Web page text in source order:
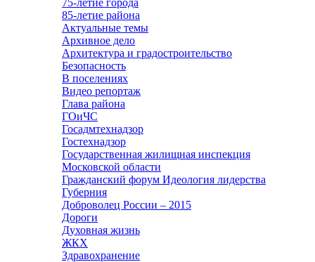
75-летие города
85-летие района
Актуальные темы
Архивное дело
Архитектура и градостроительство
Безопасность
В поселениях
Видео репортаж
Глава района
ГОиЧС
Госадмтехнадзор
Гостехнадзор
Государственная жилищная инспекция
Московской области
Гражданский форум Идеология лидерства
Губерния
Доброволец России – 2015
Дороги
Духовная жизнь
ЖКХ
Здравохранение